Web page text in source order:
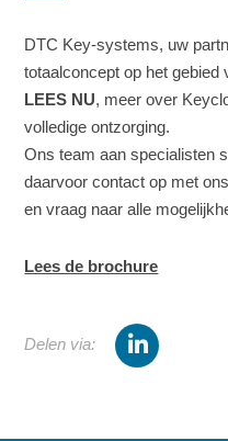
DTC Key-systems, uw
totaalconcept op het gebied
LEES NU, meer over
volledige ontzorging.
Ons team aan specialisten
daarvoor contact op met
en vraag naar alle
Lees de brochure
Delen via: